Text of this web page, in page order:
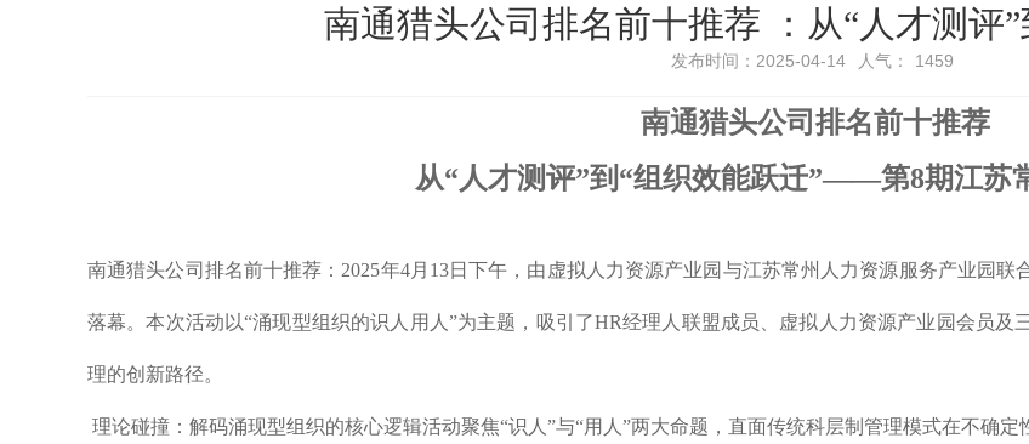
南通猎头公司排名前十推荐 ：从“人才测评
发布时间：2025-04-14 人气： 1459
南通猎头公司排名前十推荐
从“人才测评”到“组织效能跃迁”——第8期江苏
南通猎头公司排名前十推荐： 2025年4月13日下午，由虚拟人力资源产业园与江苏常州人力资源服务产业园
落幕。本次活动以“涌现型组织的识人用人”为主题，吸引了HR经理人联盟成员、虚拟人力资源产业园会员
理的创新路径。
理论碰撞：解码涌现型组织的核心逻辑活动聚焦“识人”与“用人”两大命题，直面传统科层制管理模式在不确